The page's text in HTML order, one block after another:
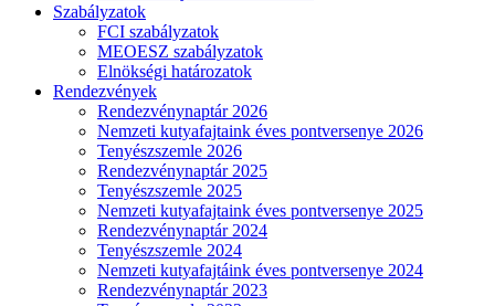
Szabályzatok
FCI szabályzatok
MEOESZ szabályzatok
Elnökségi határozatok
Rendezvények
Rendezvénynaptár 2026
Nemzeti kutyafajtaink éves pontversenye 2026
Tenyészszemle 2026
Rendezvénynaptár 2025
Tenyészszemle 2025
Nemzeti kutyafajtaink éves pontversenye 2025
Rendezvénynaptár 2024
Tenyészszemle 2024
Nemzeti kutyafajtáink éves pontversenye 2024
Rendezvénynaptár 2023